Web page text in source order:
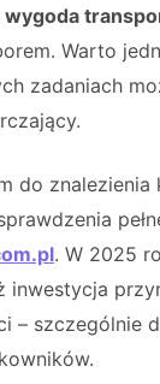
Warto
zadaniach
do
. W 2025
inwestycja
– szczególnie